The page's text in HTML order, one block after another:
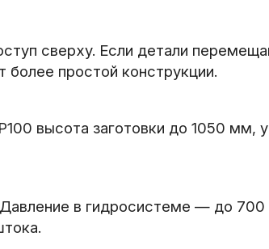
сверху. Если детали
простой конструкции.
высота заготовки до 1050
в гидросистеме — до 700